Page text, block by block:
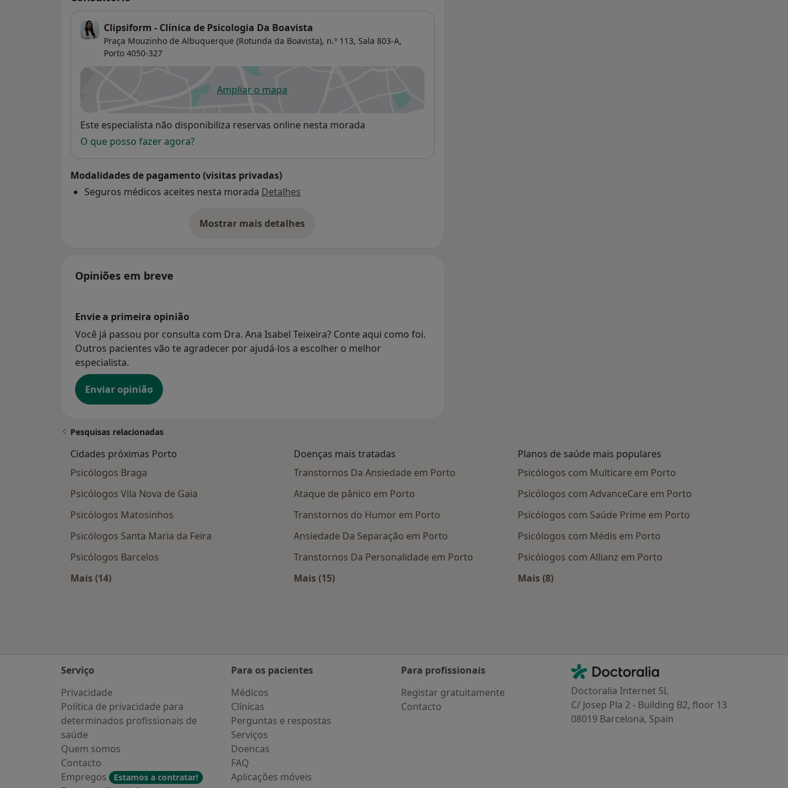
Clipsiform - Clínica de Psicologia Da Boavista
Praça Mouzinho de Albuquerque (Rotunda da Boavista), n.º 113, Sala 803-A,
Porto 4050-327
Ampliar o mapaabre num novo separador
Disponibilidade
Este especialista não disponibiliza reservas online nesta morada
O que posso fazer agora?
Modalidades de pagamento (visitas privadas)
Seguros médicos aceites nesta morada Detalhes
Mostrar mais detalhes
sobre o endereço
Opiniões em breve
Envie a primeira opinião
Você já passou por consulta com Dra. Ana Isabel Teixeira? Conte aqui como foi.
Outros pacientes vão te agradecer por ajudá-los a escolher o melhor
especialista.
Enviar opinião
Pesquisas relacionadas
Cidades próximas Porto
Psicólogos Braga
Psicólogos Vila Nova de Gaia
Psicólogos Matosinhos
Psicólogos Santa Maria da Feira
Psicólogos Barcelos
Mais (14)
Doenças mais tratadas
Transtornos Da Ansiedade em Porto
Ataque de pânico em Porto
Transtornos do Humor em Porto
Ansiedade Da Separação em Porto
Transtornos Da Personalidade em Porto
Mais (15)
Planos de saúde mais populares
Psicólogos com Multicare em Porto
Psicólogos com AdvanceCare em Porto
Psicólogos com Saúde Prime em Porto
Psicólogos com Médis em Porto
Psicólogos com Allianz em Porto
Mais (8)
Serviço
Privacidade
Política de privacidade para
determinados profissionais de
saúde
Quem somos
Contacto
Empregos
Estamos a contratar!
Para os pacientes
Médicos
Clínicas
Perguntas e respostas
Serviços
Doencas
FAQ
Aplicações móveis
Para profissionais
Registar gratuitamente
Contacto
Contacto
Doctoralia - Homepage
Doctoralia Internet SL
C/ Josep Pla 2 - Building B2, floor 13
08019 Barcelona, Spain